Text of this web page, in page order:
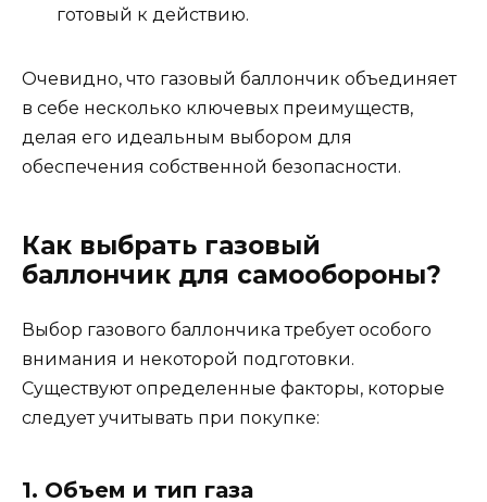
готовый к действию.
Очевидно, что газовый баллончик объединяет
в себе несколько ключевых преимуществ,
делая его идеальным выбором для
обеспечения собственной безопасности.
Как выбрать газовый
баллончик для самообороны?
Выбор газового баллончика требует особого
внимания и некоторой подготовки.
Существуют определенные факторы, которые
следует учитывать при покупке:
1. Объем и тип газа